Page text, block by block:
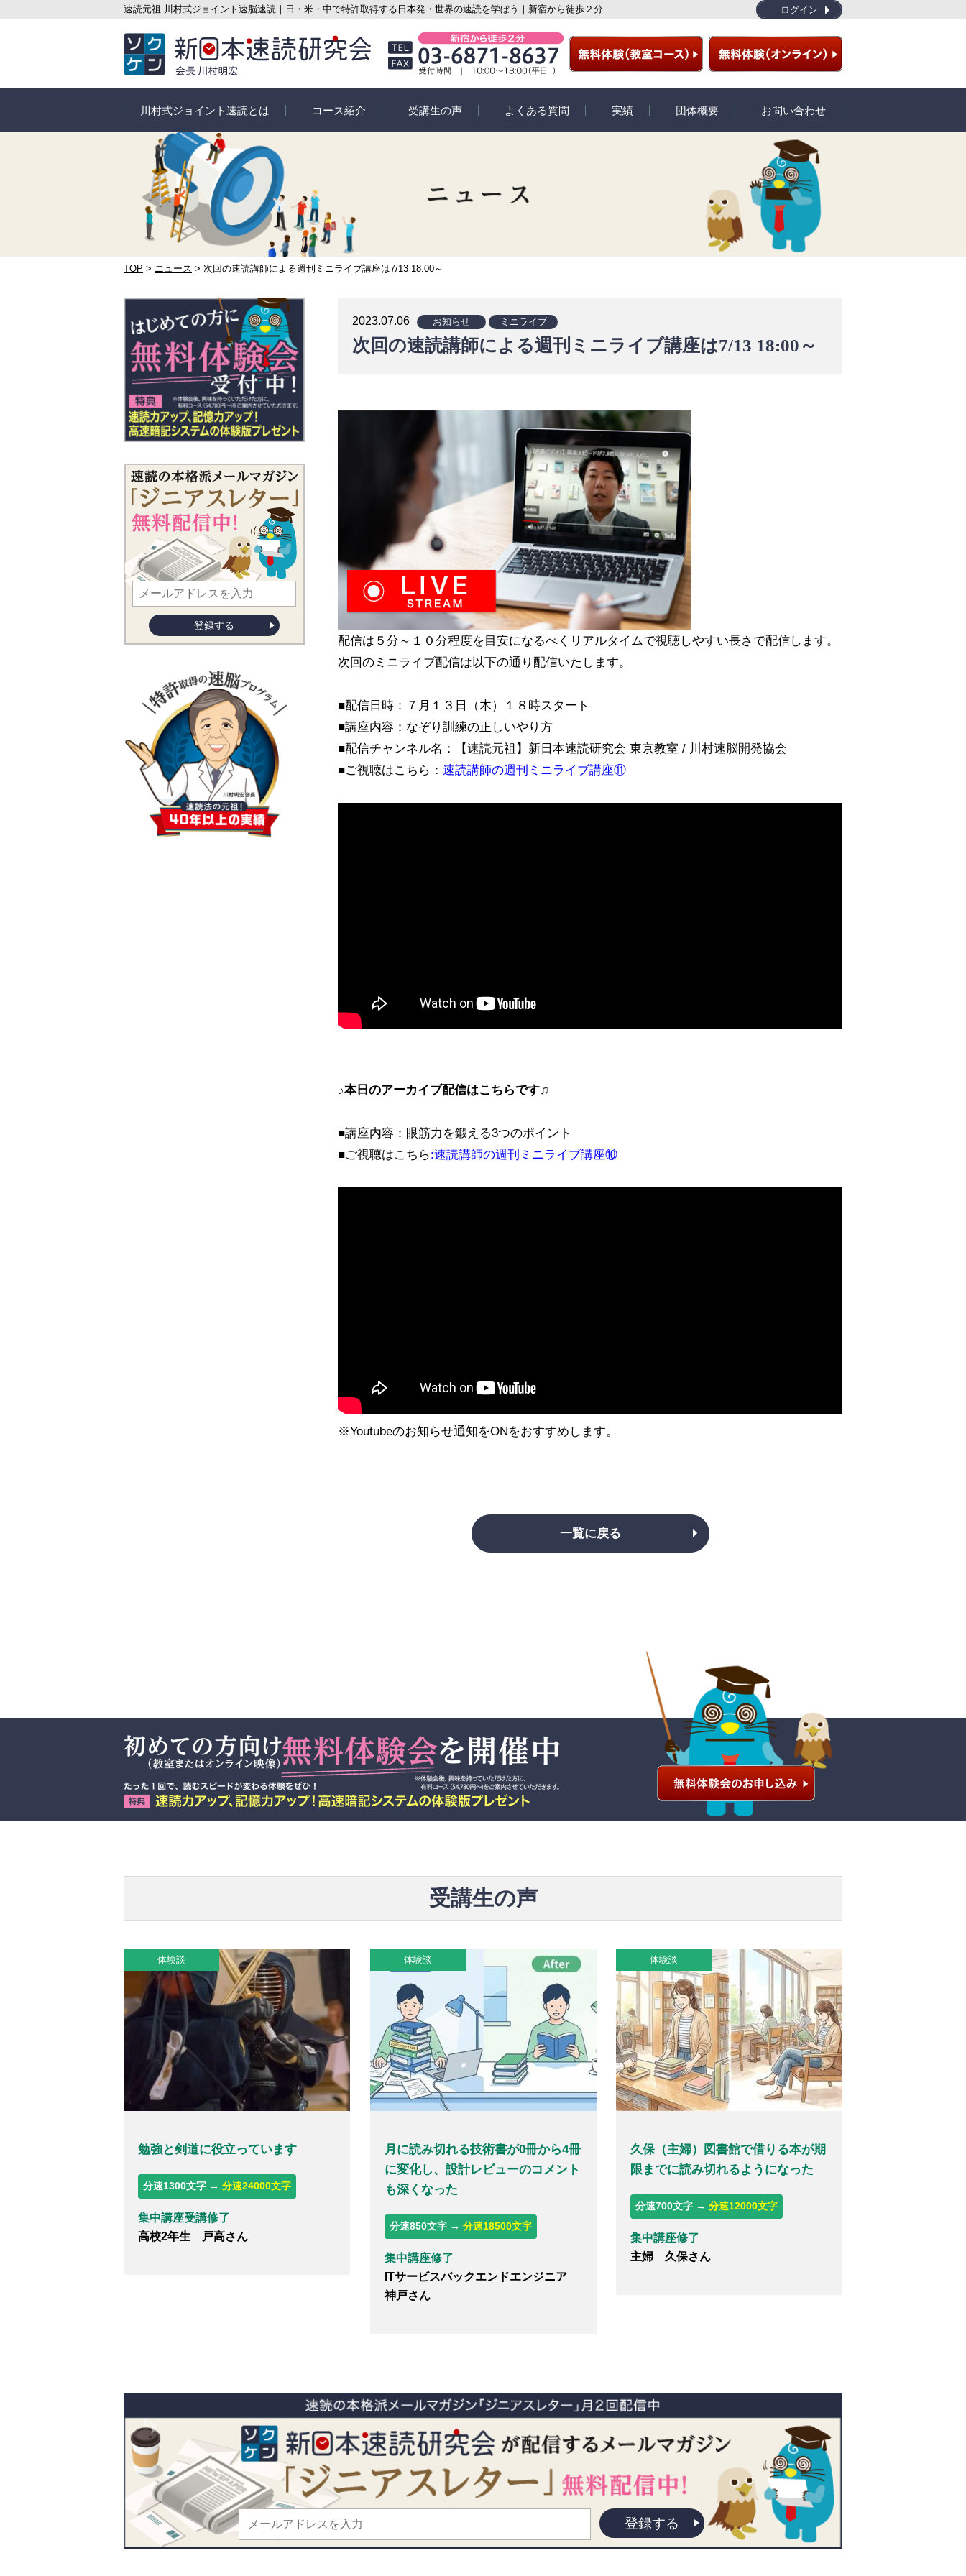
速読元祖 川村式ジョイント速脳速読｜日・米・中で特許取得する日本発・世界の速読を学ぼう｜新宿から徒歩２分 ログイン
川村式ジョイント速読とは
速読とは
信頼の実績
速読の3つのポイント
速読の目的別メリット
コース紹介
オンライン個別指導コー
ス
セルフ学習コース
法人コース
受講生の声 よくある質問 実績 団体概要
プライバシーポリシー
お問い合わせ
TOP > ニュース > 次回の速読講師による週刊ミニライブ講座は7/13 18:00～
2023.07.06 お知らせ ミニライブ
次回の速読講師による週刊ミニライブ講座は7/13 18:00～
配信は５分～１０分程度を目安になるべくリアルタイムで視聴しやすい長さで配信します。
次回のミニライブ配信は以下の通り配信いたします。
■配信日時：７月１３日（木）１８時スタート
■講座内容：なぞり訓練の正しいやり方
■配信チャンネル名：【速読元祖】新日本速読研究会 東京教室 / 川村速脳開発協会
■ご視聴はこちら： 速読講師の週刊ミニライブ講座⑪
♪本日のアーカイブ配信はこちらです♫
■講座内容：眼筋力を鍛える3つのポイント
■ご視聴はこちら:速読講師の週刊ミニライブ講座⑩
※Youtubeのお知らせ通知をONをおすすめします。
一覧に戻る
登録する
受講生の声
体験談
勉強と剣道に役立っています
分速1300文字 → 分速24000文字
集中講座受講修了
高校2年生 戸高さん
体験談
月に読み切れる技術書が0冊から4冊
に変化し、設計レビューのコメント
も深くなった
分速850文字 → 分速18500文字
集中講座修了
ITサービスバックエンドエンジニア
神戸さん
体験談
久保（主婦）図書館で借りる本が期
限までに読み切れるようになった
分速700文字 → 分速12000文字
集中講座修了
主婦 久保さん
登録する